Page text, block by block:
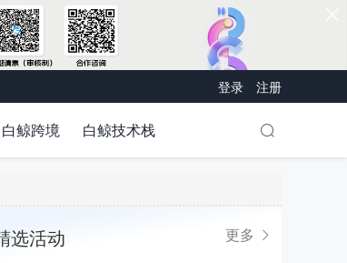
登录 注册
白鲸跨境 白鲸技术栈
选活动 更多